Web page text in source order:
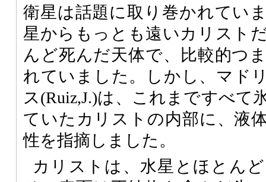
衛星は話題に取り巻かれてい
星からもっとも遠いカリスト
んど死んだ天体で、比較的つ
れていました。しかし、マド
ス(Ruiz,J.)は、これまですべて
ていたカリストの内部に、液
性を指摘しました。
カリストは、水星とほとん